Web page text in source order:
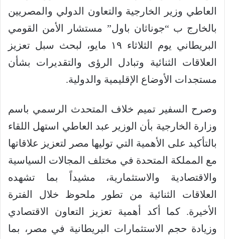
العاطي وزير الخارجية والتعاون الدولي والمصريين
بالخارج ب “جوناثان باول” مستشار الأمن القومي
البريطاني يوم الثلاثاء ١٩ مايو، لبحث سبل تعزيز
العلاقات الثنائية وتبادل الرؤى والتقديرات بشأن
مستجدات الأوضاع الإقليمية والدولية.
وصرح السفير تميم خلاف المتحدث الرسمي باسم
وزارة الخارجية بأن الوزير عبد العاطي استهل اللقاء
بالتأكيد على الأهمية التي توليها مصر لتعزيز علاقاتها
مع المملكة المتحدة في مختلف المجالات السياسية
والاقتصادية والاستثمارية، مشيداً بما تشهده
العلاقات الثنائية من تطور ملحوظ خلال الفترة
الأخيرة. كما أكد أهمية تعزيز التعاون الاقتصادي
وزيادة حجم الاستثمارات البريطانية في مصر، بما